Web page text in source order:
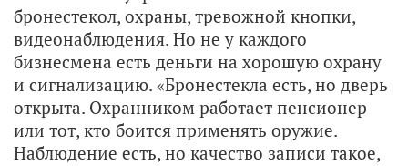
бронестекол, охраны, тревожной кнопки,
видеонаблюдения. Но не у каждого
бизнесмена есть деньги на хорошую охрану
и сигнализацию. «Бронестекла есть, но дверь
открыта. Охранником работает пенсионер
или тот, кто боится применять оружие.
Наблюдение есть, но качество записи такое,